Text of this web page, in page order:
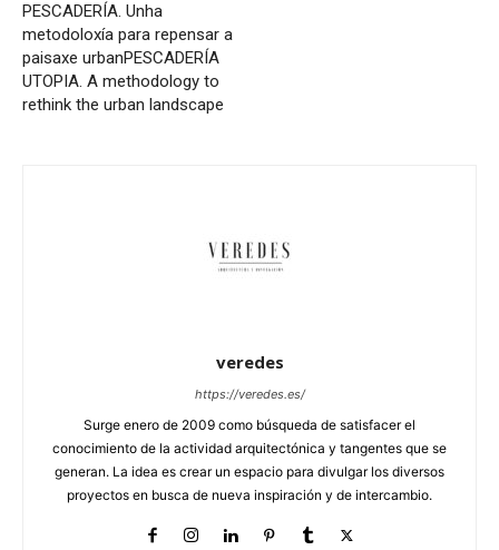
PESCADERÍA. Unha
metodoloxía para repensar a
paisaxe urbanPESCADERÍA
UTOPIA. A methodology to
rethink the urban landscape
veredes
https://veredes.es/
Surge enero de 2009 como búsqueda de satisfacer el
conocimiento de la actividad arquitectónica y tangentes que se
generan. La idea es crear un espacio para divulgar los diversos
proyectos en busca de nueva inspiración y de intercambio.